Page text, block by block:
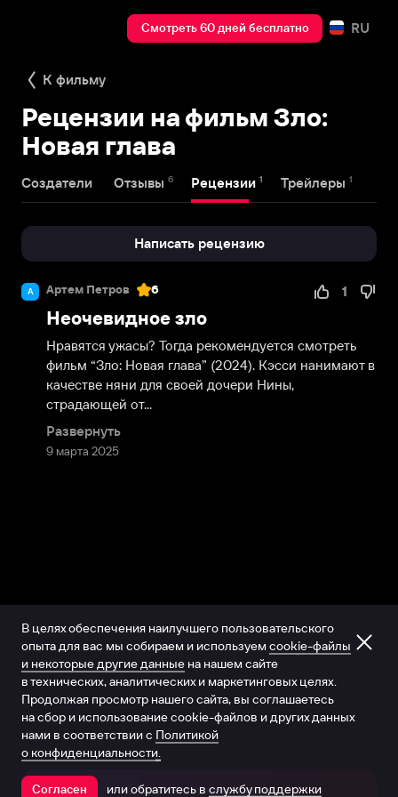
Смотреть 60 дней бесплатно RU
К фильму
Рецензии на фильм Зло:
Новая глава
Создатели Отзывы 6 Рецензии 1 Трейлеры 1
Написать рецензию
А Артем Петров
9 марта 2025
6 1
Неочевидное зло
Нравятся ужасы? Тогда рекомендуется смотреть
фильм “Зло: Новая глава” (2024). Кэсси нанимают в
качестве няни для своей дочери Нины,
страдающей от...
Развернуть
Открыть в приложении
В целях обеспечения наилучшего пользовательского
опыта для вас мы собираем и используем cookie-файлы
и некоторые другие данные на нашем сайте
в технических, аналитических и маркетинговых целях.
Продолжая просмотр нашего сайта, вы соглашаетесь
на сбор и использование cookie-файлов и других данных
нами в соответствии с Политикой
о конфиденциальности.
Согласен или обратитесь в службу поддержки